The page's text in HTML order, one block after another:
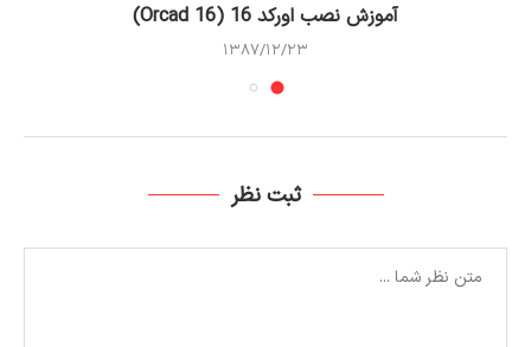
آموزش نصب اورکد 16 (Orcad 16)
۱۳۸۷/۱۲/۲۳
ثبت نظر